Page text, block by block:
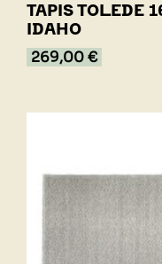
TAPIS TOLEDE
IDAHO
269,00 €